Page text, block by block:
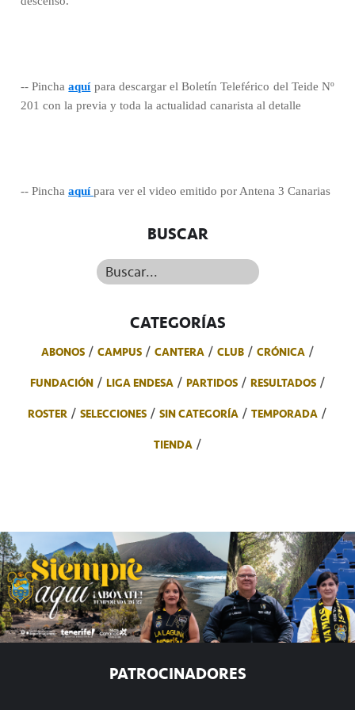
-- Pinchaaquí para descargar el Boletín Teleférico del Teide Nº
201 con la previa y toda la actualidad canarista al detalle
-- Pincha aquípara ver el video emitido por Antena 3 Canarias
BUSCAR
Buscar...
CATEGORÍAS
ABONOS CAMPUS CANTERA CLUB
CRÓNICA
FUNDACIÓN
LIGA ENDESA PARTIDOS
RESULTADOS
ROSTER
SELECCIONES SIN CATEGORÍA
TEMPORADA
TIENDA
PATROCINADORES